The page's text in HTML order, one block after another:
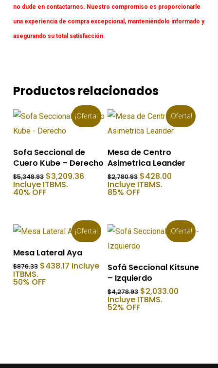
no dude en contactarnos. Nuestro compromiso es proporcionarle
una experiencia de compra excepcional, manteniéndolo informado y
asegurando su total satisfacción.
Productos relacionados
¡Oferta!
Añadir Al Carrito
Sofa Seccional de
Cuero Kube – Derecho
$5,348.93 El
precio
original
$3,209.36El
precio
actual
Incluye ITBMS.
40% OFF
¡Oferta!
Añadir Al Carrito
Mesa de Centro
Asimetrica Leander
$2,780.93 El
precio
original
$428.00
Incluye ITBMS.
85% OFF
¡Oferta!
Añadir Al Carrito
Mesa Lateral Aya
$876.33 El
original
$438.17El
precio
Incluye
ITBMS.
50% OFF
¡Oferta!
Añadir Al Carrito
Sofá Seccional Kitsune
– Izquierdo
$4,278.93 El
precio
original
$2,033.00
Incluye ITBMS.
52% OFF